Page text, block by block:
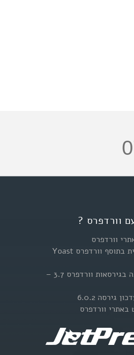
וורדפרס ?
וורדפרס
שגיאה קריטית בתוסף וורדפרס Yoast
הפסקת תמיכה בגירסאות וורדפרס 3.7 –
גירסה 6.0.2
וורדפרס